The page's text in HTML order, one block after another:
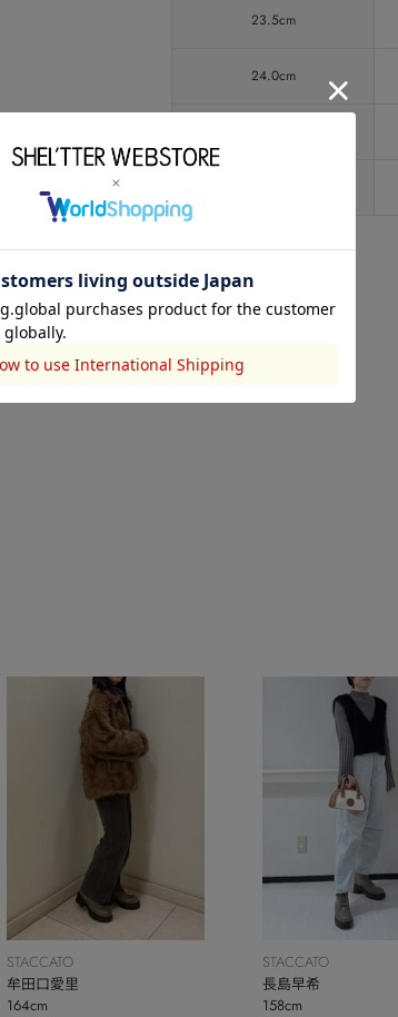
23.5cm
24.0cm
STACCATO
牟田口愛里
164cm
STACCATO
長島早希
158cm